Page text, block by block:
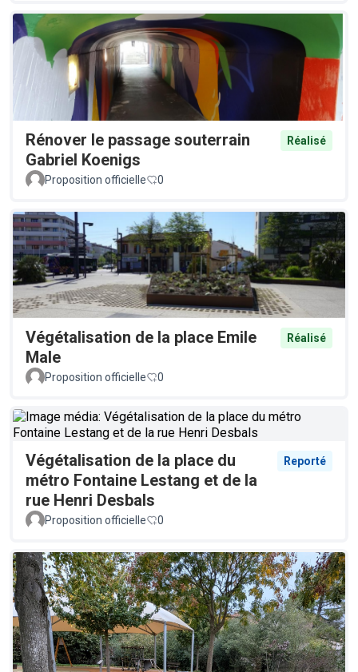
Rénover le passage souterrain
Gabriel Koenigs
Réalisé
Proposition officielle 0
Végétalisation de la place Emile
Male
Réalisé
Proposition officielle 0
Végétalisation de la place du
métro Fontaine Lestang et de la
rue Henri Desbals
Reporté
Proposition officielle 0